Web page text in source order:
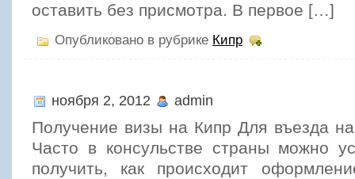
оставить без присмотра. В первое […]
Опубликовано в рубрике Кипр
ноября 2, 2012 admin
Получение визы на Кипр Для въезда
Часто в консульстве страны можно
получить, как происходит